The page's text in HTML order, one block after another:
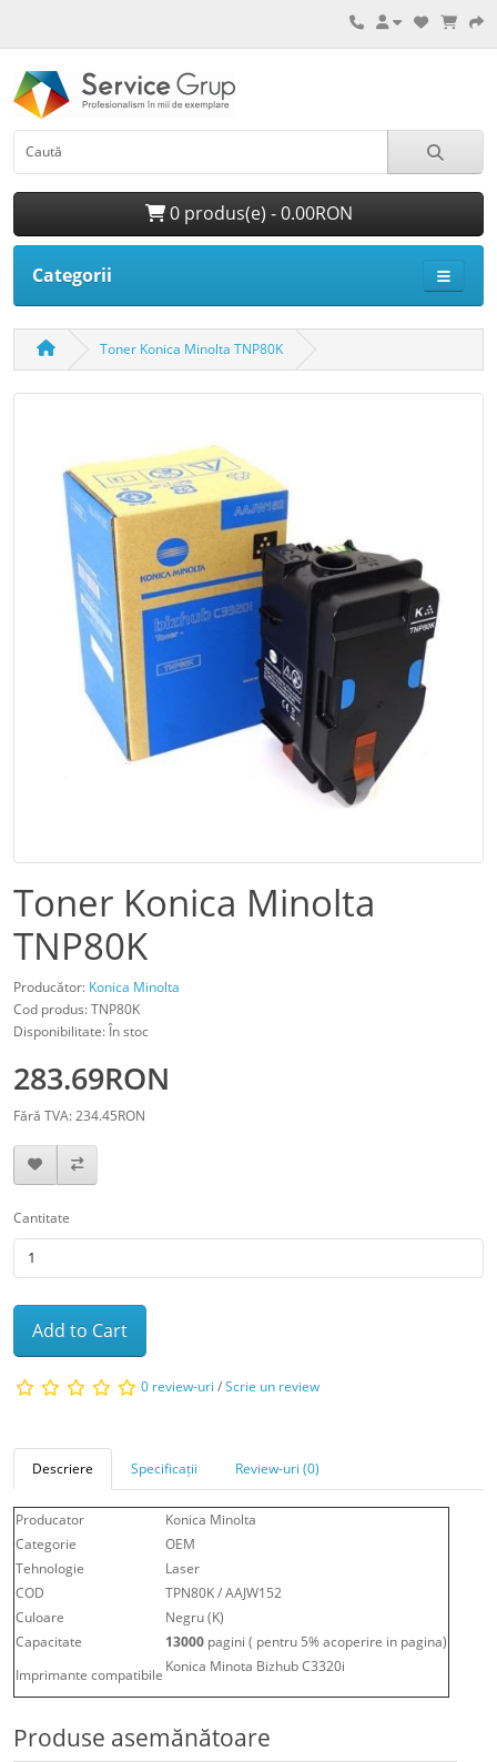
0 produs(e) - 0.00RON
Categorii
Toner Konica Minolta TNP80K
Toner Konica Minolta
TNP80K
Producător: Konica Minolta
Cod produs: TNP80K
Disponibilitate: În stoc
283.69RON
Fără TVA: 234.45RON
Cantitate
Add to Cart
0 review-uri /Scrie un review
Descriere Specificații Review-uri (0)
Producator
Konica Minolta
Categorie
OEM
Tehnologie
Laser
COD
TPN80K / AAJW152
Culoare
Negru (K)
Capacitate
13000 pagini ( pentru 5% acoperire in pagina)
Imprimante compatibile Konica Minota Bizhub C3320i
Produse asemănătoare